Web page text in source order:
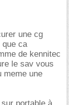
une cg
que ca
de kennitec
le sav vous
meme une